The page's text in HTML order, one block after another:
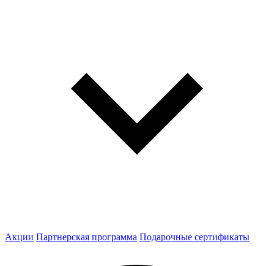
Акции Партнерская программа Подарочные сертификаты